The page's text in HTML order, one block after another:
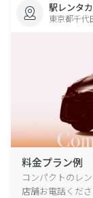
駅レンタ
東京都千
料金プラン例
コンパクトのレ
店舗お電話くださ